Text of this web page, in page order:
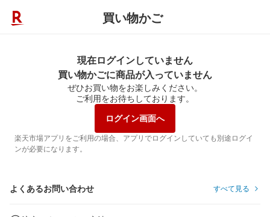
買い物かご
現在ログインしていません
買い物かごに商品が入っていません
ぜひお買い物をお楽しみください。
ご利用をお待ちしております。
ログイン画面へ
楽天市場アプリをご利用の場合、アプリでログインしていても別途ログイ
ンが必要になります。
よくあるお問い合わせ すべて見る